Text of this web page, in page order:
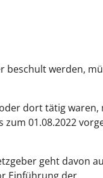
beschult werden,
dort tätig waren,
zum 01.08.2022
geht davon